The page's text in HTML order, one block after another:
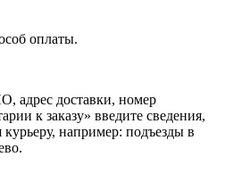
оплаты.
адрес доставки, номер
к заказу» введите сведения,
например: подъезды в